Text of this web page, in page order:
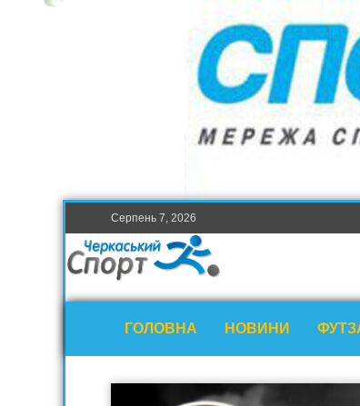
Серпень 7, 2026
ГОЛОВНА НОВИНИ